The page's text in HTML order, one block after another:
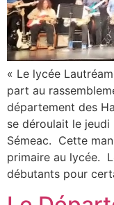
« Le lycée
part au
département des
se déroulait le
Sémeac. Cette
primaire au lycée.
débutants pour